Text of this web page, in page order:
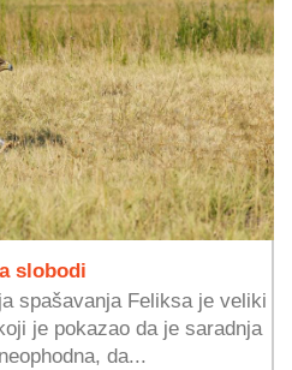
slobodi
spašavanja Feliksa je veliki
je pokazao da je saradnja
da...